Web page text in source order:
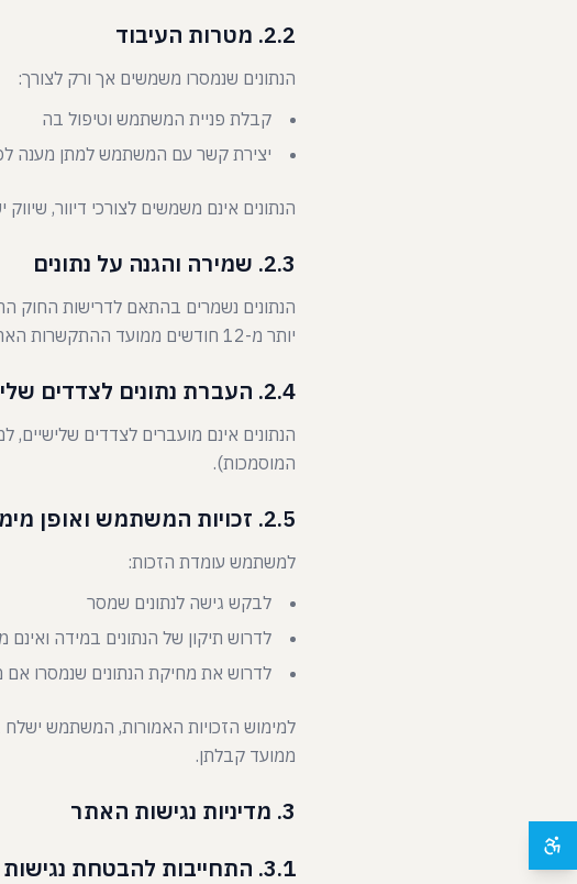
2.2. מטרות העיבוד
הנתונים שנמסרו משמשים אך ורק לצורך:
קבלת פניית המשתמש וטיפול בה
יצירת קשר עם המשתמש למתן מענה
הנתונים אינם משמשים לצורכי דיוור,
2.3. שמירה והגנה על נתונים
הנתונים נשמרים בהתאם לדרישות החוק
יותר מ-12 חודשים ממועד ההתקשרות האחרונה עם המשתמש, ולאחר מכן הנתונים נמחקים לצמיתות.
2.4. העברת נתונים לצדדים שלישיים
הנתונים אינם מועברים לצדדים
המוסמכות).
2.5. זכויות המשתמש ואופן מימושן
למשתמש עומדת הזכות:
לבקש גישה לנתונים שמסר
לדרוש תיקון של הנתונים במידה ואינם
לדרוש את מחיקת הנתונים שנמסרו אם
למימוש הזכויות האמורות, המשתמש
ממועד קבלתן.
3. מדיניות נגישות האתר
3.1. התחייבות להבטחת נגישות